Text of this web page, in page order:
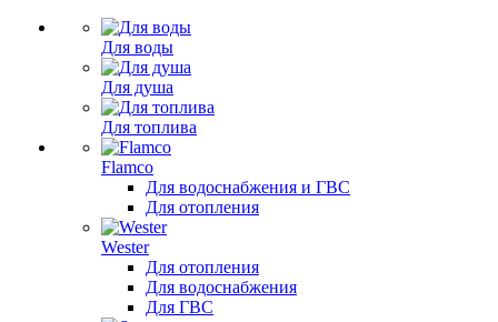
Для воды
Для душа
Для топлива
Flamco
Для водоснабжения и ГВС
Для отопления
Wester
Для отопления
Для водоснабжения
Для ГВС